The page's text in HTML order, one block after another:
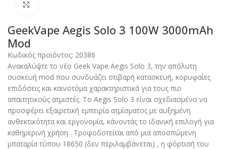
GeekVape Aegis Solo 3 100W 3000mAh
Mod
Κωδικός προϊόντος: 20386
Ανακαλύψτε το νέο Geek Vape Aegis Solo 3, την απόλυτη
συσκευή mod που συνδυάζει στιβαρή κατασκευή, κορυφαίες
επιδόσεις και καινοτόμα χαρακτηριστικά για τους πιο
απαιτητικούς ατμιστές. Το Aegis Solo 3 είναι σχεδιασμένο να
προσφέρει εξαιρετική εμπειρία ατμίσματος με αυξημένη
ανθεκτικότητα και εργονομία, κάνοντάς το ιδανική επιλογή για
καθημερινή χρήση . Τροφοδοτείται από μια αποσπώμενη
μπαταρία τύπου 18650 (δεν περιλαμβάνεται) , η φόρτισή του